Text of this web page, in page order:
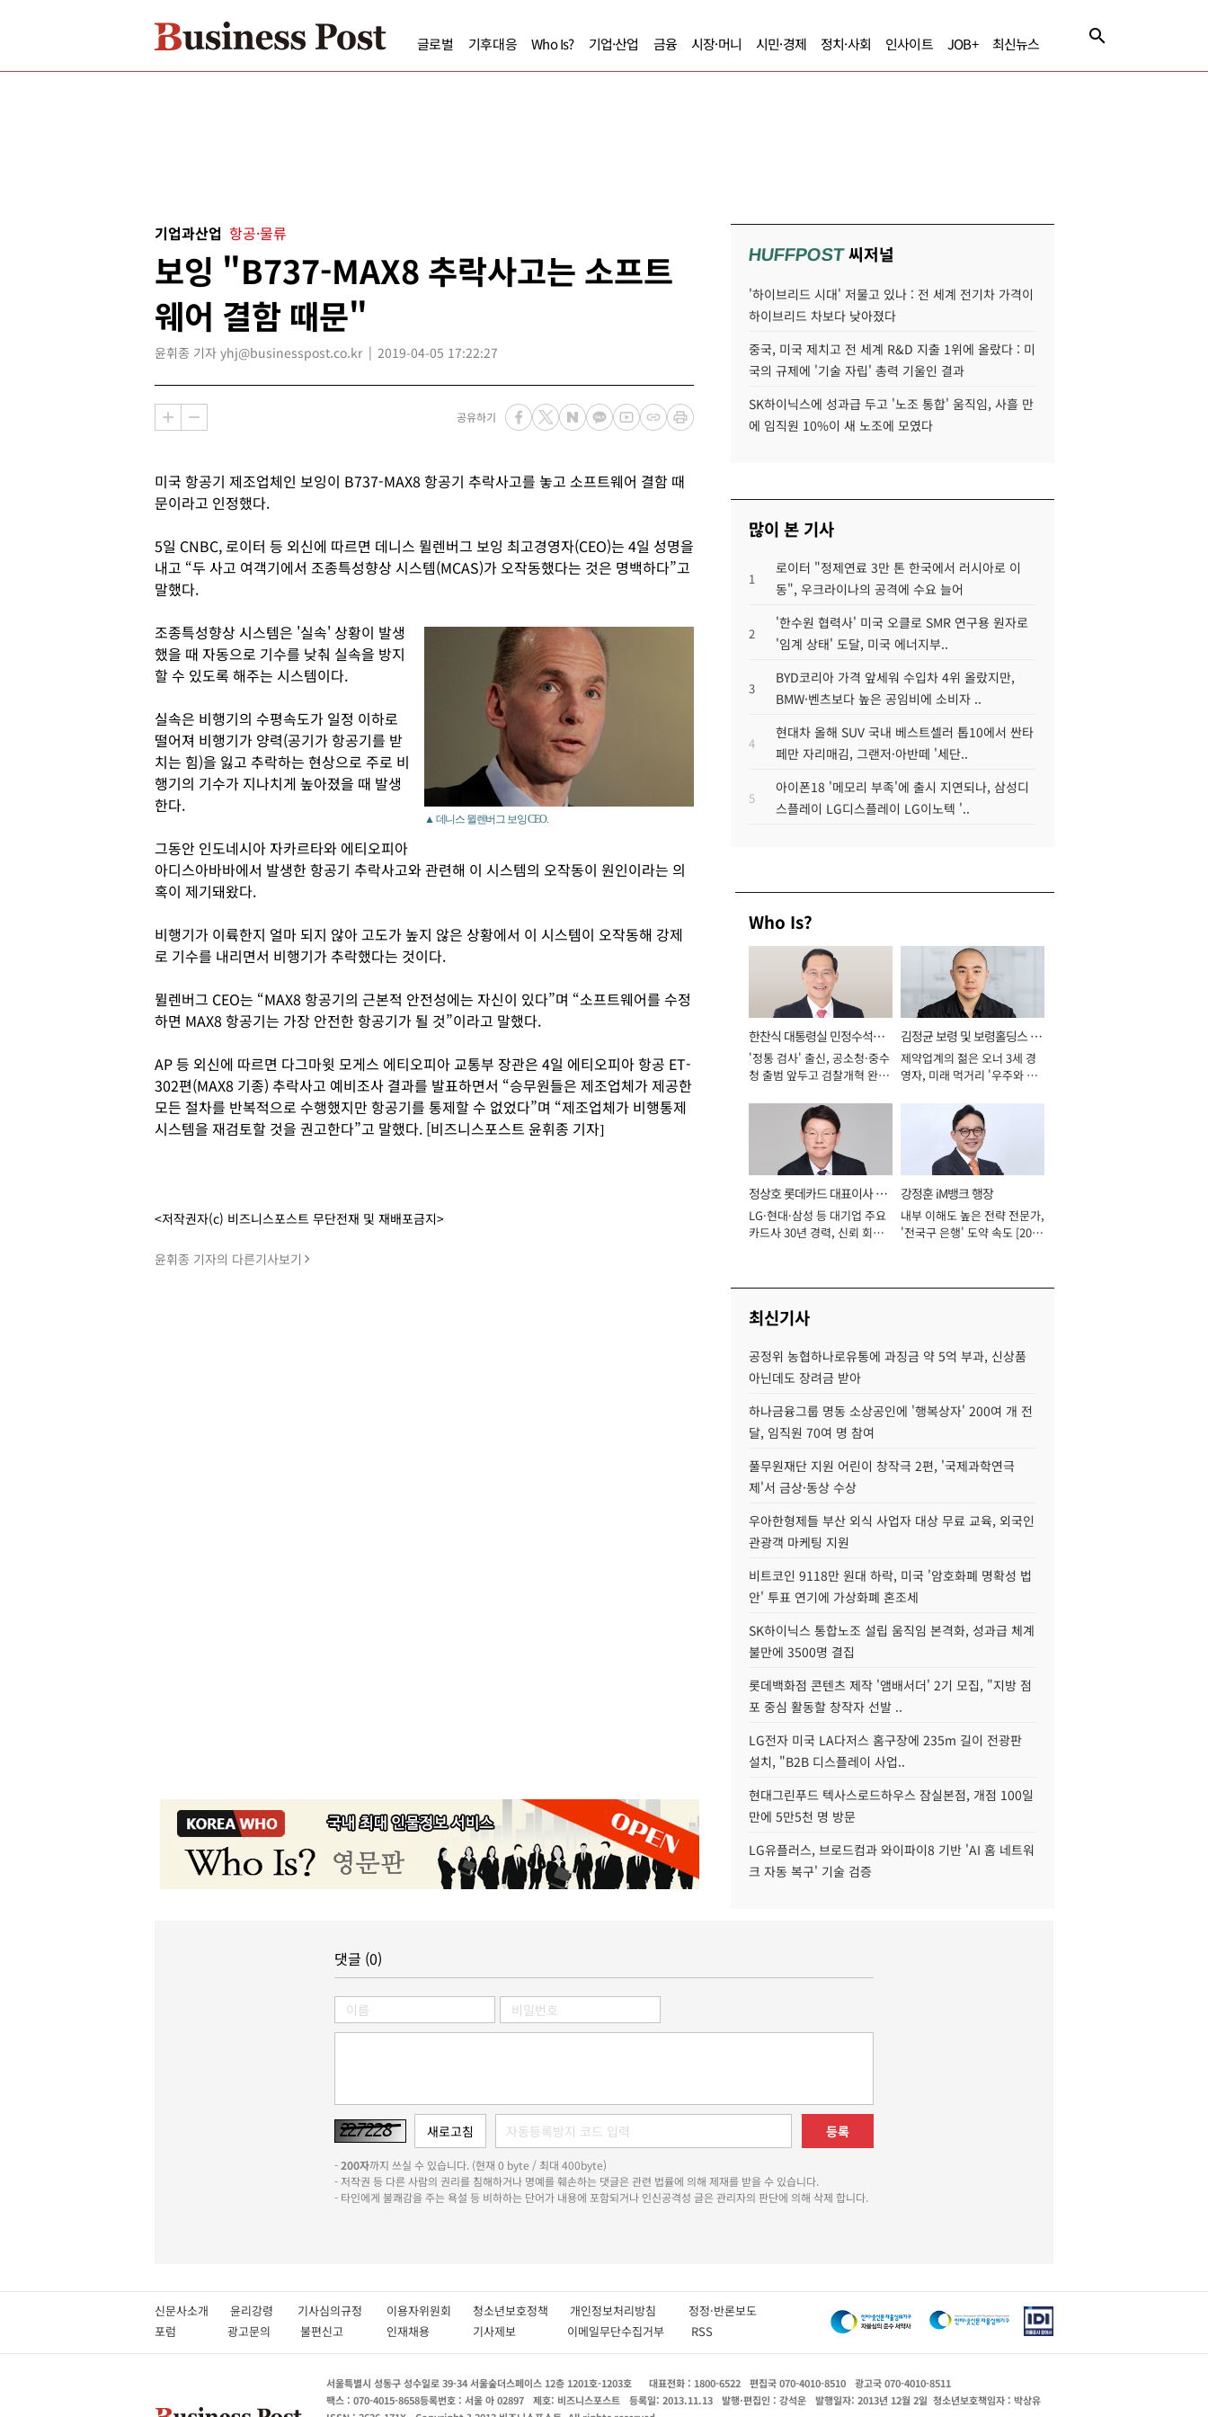
글로벌 기후대응 Who Is? 기업·산업 금융 시장·머니 시민·경제 정치·사회 인사이트 JOB+ 최신뉴스
기업과산업 항공·물류
보잉 "B737-MAX8 추락사고는 소프트
웨어 결함 때문"
윤휘종 기자 yhj@businesspost.co.kr 2019-04-05 17:22:27
공유하기
미국 항공기 제조업체인 보잉이 B737-MAX8 항공기 추락사고를 놓고 소프트웨어 결함 때
문이라고 인정했다.
5일 CNBC, 로이터 등 외신에 따르면 데니스 뮐렌버그 보잉 최고경영자(CEO)는 4일 성명을
내고 “두 사고 여객기에서 조종특성향상 시스템(MCAS)가 오작동했다는 것은 명백하다”고
말했다.
▲ 데니스 뮐렌버그 보잉 CEO.
조종특성향상 시스템은 '실속' 상황이 발생
했을 때 자동으로 기수를 낮춰 실속을 방지
할 수 있도록 해주는 시스템이다.
실속은 비행기의 수평속도가 일정 이하로
떨어져 비행기가 양력(공기가 항공기를 받
치는 힘)을 잃고 추락하는 현상으로 주로 비
행기의 기수가 지나치게 높아졌을 때 발생
한다.
그동안 인도네시아 자카르타와 에티오피아
아디스아바바에서 발생한 항공기 추락사고와 관련해 이 시스템의 오작동이 원인이라는 의
혹이 제기돼왔다.
비행기가 이륙한지 얼마 되지 않아 고도가 높지 않은 상황에서 이 시스템이 오작동해 강제
로 기수를 내리면서 비행기가 추락했다는 것이다.
뮐렌버그 CEO는 “MAX8 항공기의 근본적 안전성에는 자신이 있다”며 “소프트웨어를 수정
하면 MAX8 항공기는 가장 안전한 항공기가 될 것”이라고 말했다.
AP 등 외신에 따르면 다그마윗 모게스 에티오피아 교통부 장관은 4일 에티오피아 항공 ET-
302편(MAX8 기종) 추락사고 예비조사 결과를 발표하면서 “승무원들은 제조업체가 제공한
모든 절차를 반복적으로 수행했지만 항공기를 통제할 수 없었다”며 “제조업체가 비행통제
시스템을 재검토할 것을 권고한다”고 말했다. [비즈니스포스트 윤휘종 기자]
<저작권자(c) 비즈니스포스트 무단전재 및 재배포금지>
윤휘종 기자의 다른기사보기
HUFFPOST씨저널
'하이브리드 시대' 저물고 있나 : 전 세계 전기차 가격이
하이브리드 차보다 낮아졌다
중국, 미국 제치고 전 세계 R&D 지출 1위에 올랐다 : 미
국의 규제에 '기술 자립' 총력 기울인 결과
SK하이닉스에 성과급 두고 '노조 통합' 움직임, 사흘 만
에 임직원 10%이 새 노조에 모였다
많이 본 기사
1
로이터 "정제연료 3만 톤 한국에서 러시아로 이
동", 우크라이나의 공격에 수요 늘어
2
'한수원 협력사' 미국 오클로 SMR 연구용 원자로
'임계 상태' 도달, 미국 에너지부..
3
BYD코리아 가격 앞세워 수입차 4위 올랐지만,
BMW·벤츠보다 높은 공임비에 소비자 ..
4
현대차 올해 SUV 국내 베스트셀러 톱10에서 싼타
페만 자리매김, 그랜저·아반떼 '세단..
5
아이폰18 '메모리 부족'에 출시 지연되나, 삼성디
스플레이 LG디스플레이 LG이노텍 '..
Who Is?
한찬식 대통령실 민정수석비
서관
'정통 검사' 출신, 공소청·중수
청 출범 앞두고 검찰개혁 완수
김정균 보령 및 보령홀딩스 대
표이사 사장
제약업계의 젊은 오너 3세 경
영자, 미래 먹거리 '우주와 헬
정상호 롯데카드 대표이사 사
장
LG·현대·삼성 등 대기업 주요
카드사 30년 경력, 신뢰 회복
강정훈 iM뱅크 행장
내부 이해도 높은 전략 전문가,
'전국구 은행' 도약 속도 [2026
최신기사
공정위 농협하나로유통에 과징금 약 5억 부과, 신상품
아닌데도 장려금 받아
하나금융그룹 명동 소상공인에 '행복상자' 200여 개 전
달, 임직원 70여 명 참여
풀무원재단 지원 어린이 창작극 2편, '국제과학연극
제'서 금상·동상 수상
우아한형제들 부산 외식 사업자 대상 무료 교육, 외국인
관광객 마케팅 지원
비트코인 9118만 원대 하락, 미국 '암호화폐 명확성 법
안' 투표 연기에 가상화폐 혼조세
SK하이닉스 통합노조 설립 움직임 본격화, 성과급 체계
불만에 3500명 결집
롯데백화점 콘텐츠 제작 '앰배서더' 2기 모집, "지방 점
포 중심 활동할 창작자 선발 ..
LG전자 미국 LA다저스 홈구장에 235m 길이 전광판
설치, "B2B 디스플레이 사업..
현대그린푸드 텍사스로드하우스 잠실본점, 개점 100일
만에 5만5천 명 방문
LG유플러스, 브로드컴과 와이파이8 기반 'AI 홈 네트워
크 자동 복구' 기술 검증
댓글 (0)
등록
-200자까지 쓰실 수 있습니다. (현재 0 byte / 최대 400byte)
- 저작권 등 다른 사람의 권리를 침해하거나 명예를 훼손하는 댓글은 관련 법률에 의해 제재를 받을 수 있습니다.
- 타인에게 불쾌감을 주는 욕설 등 비하하는 단어가 내용에 포함되거나 인신공격성 글은 관리자의 판단에 의해 삭제 합니다.
신문사소개 윤리강령 기사심의규정 이용자위원회 청소년보호정책 개인정보처리방침 정정·반론보도
포럼
광고문의 불편신고 인재채용 기사제보 이메일무단수집거부 RSS
서울특별시 성동구 성수일로 39-34 서울숲더스페이스 12층 1201호-1203호 대표전화 : 1800-6522 편집국 070-4010-8510
광고국 070-4010-8511
팩스 : 070-4015-8658등록번호 : 서울 아 02897 제호: 비즈니스포스트 등록일: 2013.11.13 발행·편집인 : 강석운 발행일자: 2013년 12월 2일 청소년보호책임자 : 박상유